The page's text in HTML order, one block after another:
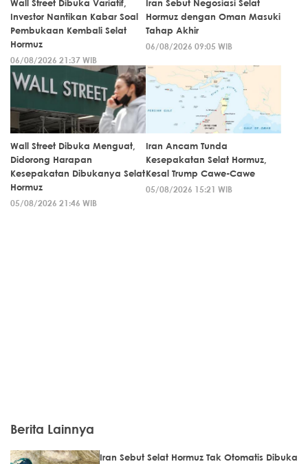
Wall Street Dibuka Variatif,
Investor Nantikan Kabar Soal
Pembukaan Kembali Selat
Hormuz
06/08/2026 21:37 WIB
Iran Sebut Negosiasi Selat
Hormuz dengan Oman Masuki
Tahap Akhir
06/08/2026 09:05 WIB
Wall Street Dibuka Menguat,
Didorong Harapan
Kesepakatan Dibukanya Selat
Hormuz
05/08/2026 21:46 WIB
Iran Ancam Tunda
Kesepakatan Selat Hormuz,
Kesal Trump Cawe-Cawe
05/08/2026 15:21 WIB
Berita Lainnya
Iran Sebut Selat Hormuz Tak Otomatis Dibuka